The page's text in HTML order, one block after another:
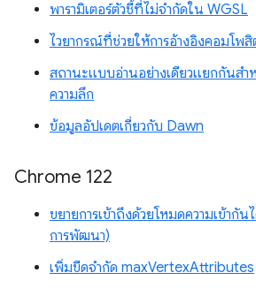
พารามิเตอร์ตัวชี้ที่ไม่จำกัดใน WGSL
ไวยากรณ์ที่ช่วยให้การอ้างอิงคอมโพ
สถานะแบบอ่านอย่างเดียวแยกกันสำ
ความลึก
ข้อมูลอัปเดตเกี่ยวกับ Dawn
Chrome 122
ขยายการเข้าถึงด้วยโหมดความเข้ากั
การพัฒนา)
เพิ่มขีดจำกัด maxVertexAttributes